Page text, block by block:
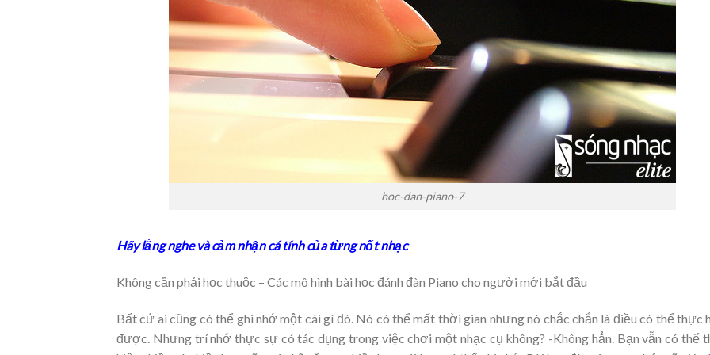
hoc-dan-piano-7
Hãy lắng nghe và cảm nhận cá tính của từng nốt nhạc
Không cần phải học thuộc – Các mô hình bài học đánh đàn Piano cho người mới bắt đầu
Bất cứ ai cũng có thể ghi nhớ một cái gì đó. Nó có thể mất thời gian nhưng nó chắc chắn là điều có thể thực
được. Nhưng trí nhớ thực sự có tác dụng trong việc chơi một nhạc cụ không? -Không hẳn. Bạn vẫn có thể